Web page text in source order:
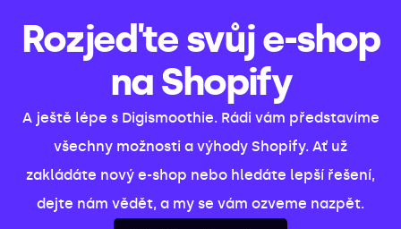
Rozjeďte svůj e-shop
na Shopify
A ještě lépe s Digismoothie. Rádi vám představíme
všechny možnosti a výhody Shopify. Ať už
zakládáte nový e-shop nebo hledáte lepší řešení,
dejte nám vědět, a my se vám ozveme nazpět.